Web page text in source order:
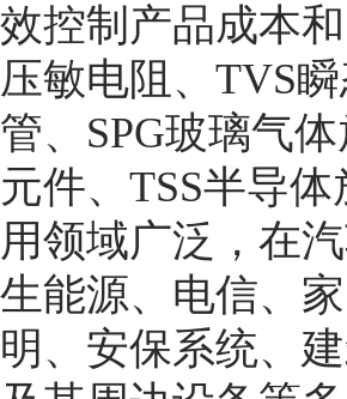
效控制产品成本
压敏电阻、TVS
管、SPG玻璃气
元件、TSS半导
用领域广泛，在
生能源、电信、
明、安保系统、